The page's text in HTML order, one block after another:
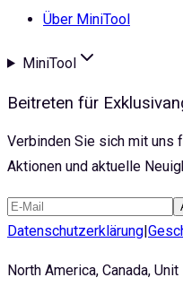
Über MiniTool
MiniTool
Beitreten für
Verbinden Sie sich mit uns
Aktionen und aktuelle
Datenschutzerklärung
North America, Canada,